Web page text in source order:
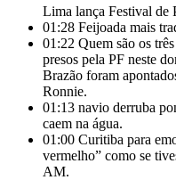
Lima lança Festival de
01:28 Feijoada mais
01:22 Quem são os
presos pela PF neste
Brazão foram
Ronnie.
01:13 navio derruba
caem na água.
01:00 Curitiba para
vermelho” como se
AM.